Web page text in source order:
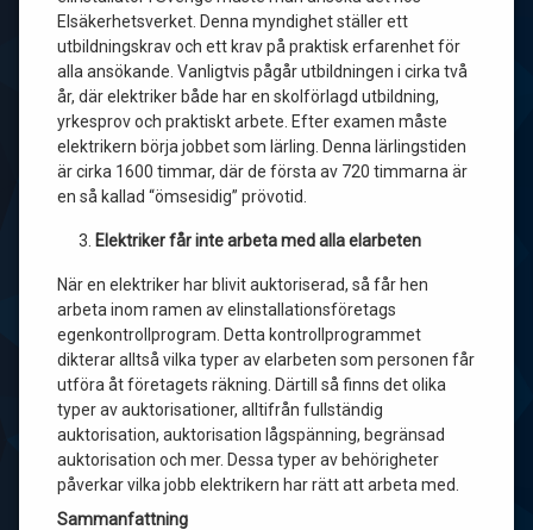
Elsäkerhetsverket. Denna myndighet ställer ett
utbildningskrav och ett krav på praktisk erfarenhet för
alla ansökande. Vanligtvis pågår utbildningen i cirka två
år, där elektriker både har en skolförlagd utbildning,
yrkesprov och praktiskt arbete. Efter examen måste
elektrikern börja jobbet som lärling. Denna lärlingstiden
är cirka 1600 timmar, där de första av 720 timmarna är
en så kallad “ömsesidig” prövotid.
Elektriker får inte arbeta med alla elarbeten
När en elektriker har blivit auktoriserad, så får hen
arbeta inom ramen av elinstallationsföretags
egenkontrollprogram. Detta kontrollprogrammet
dikterar alltså vilka typer av elarbeten som personen får
utföra åt företagets räkning. Därtill så finns det olika
typer av auktorisationer, alltifrån fullständig
auktorisation, auktorisation lågspänning, begränsad
auktorisation och mer. Dessa typer av behörigheter
påverkar vilka jobb elektrikern har rätt att arbeta med.
Sammanfattning